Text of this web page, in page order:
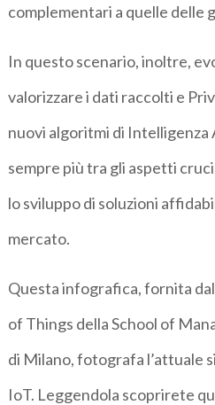
complementari a quelle delle
In questo scenario, inoltre,
valorizzare i dati raccolti e
nuovi algoritmi di
sempre più tra gli aspetti
lo sviluppo di soluzioni
mercato.
Questa infografica, fornita
of Things della School of
di Milano, fotografa l’attuale
IoT. Leggendola scoprirete